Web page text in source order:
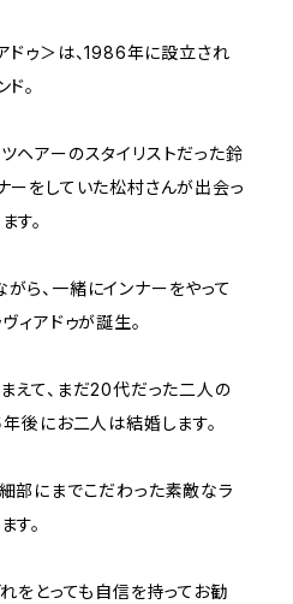
ゥ＞は、1986年に設立され
。
ヘアーのスタイリストだった鈴
ーをしていた松村さんが出会っ
す。
ら、一緒にインナーをやって
ィアドゥが誕生。
えて、まだ20代だった二人の
年後にお二人は結婚します。
部にまでこだわった素敵なラ
す。
をとっても自信を持ってお勧